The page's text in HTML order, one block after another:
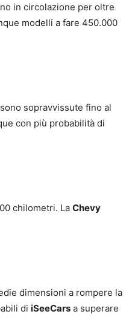
in circolazione per oltre
modelli a fare 450.000
sopravvissute fino al
con più probabilità di
chilometri. La Chevy
dimensioni a rompere la
di iSeeCars a superare